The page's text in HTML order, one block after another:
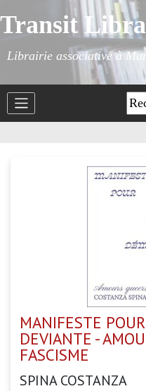
Transit
Librairie associative à
MANIFESTE
DEVIANTE -
FASCISME
SPINA COSTANZA